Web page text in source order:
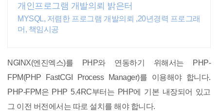
개인프로그램 개발의뢰 밝은터
MYSQL, 저렴한 프로그램 개발의뢰 ,20년경력 프로그래
머, 책임시공
NGINX(엔진엑스)를 PHP와 연동하기 위해서는 PHP-
FPM(PHP FastCGI Process Manager)를 이용해야 합니다.
PHP-FPM은 PHP 5.4RC부터는 PHP에 기본 내장되어 있고
그 이전 버전에서는 따로 설치를 해야 합니다.